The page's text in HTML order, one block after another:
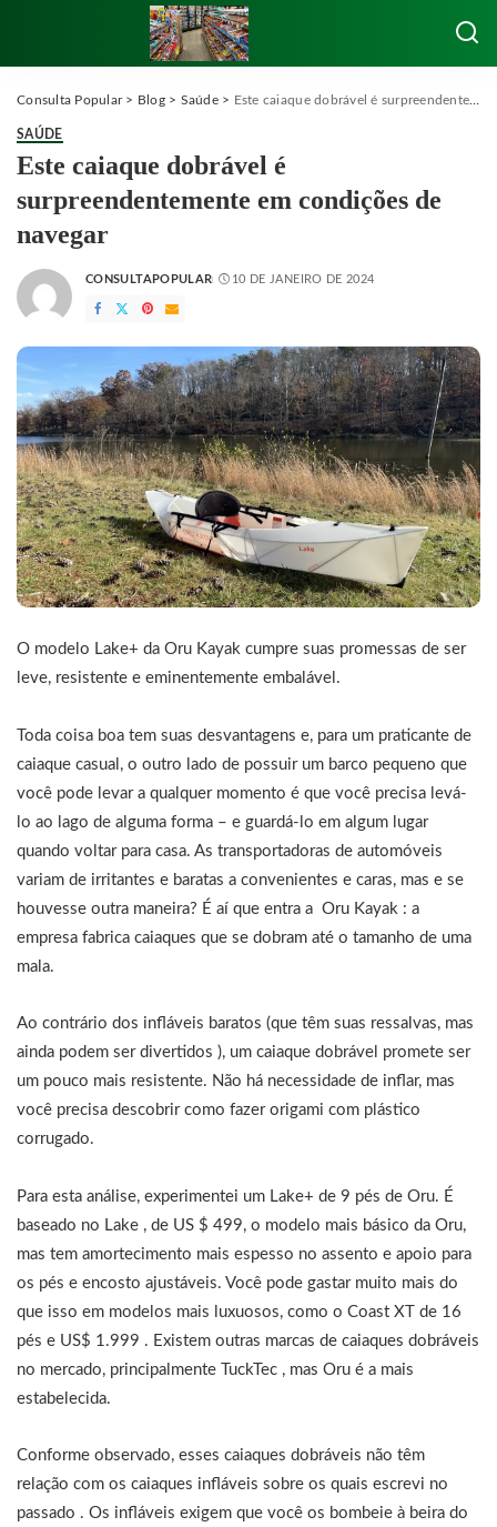
Consulta Popular> Blog> Saúde> Este caiaque dobrável é surpreendentemente em condições de navegar
SAÚDE
Este caiaque dobrável é
surpreendentemente em condições de
navegar
BY
CONSULTAPOPULAR 10 DE JANEIRO DE 2024
O modelo Lake+ da Oru Kayak cumpre suas promessas de ser
leve, resistente e eminentemente embalável.
Toda coisa boa tem suas desvantagens e, para um praticante de
caiaque casual, o outro lado de possuir um barco pequeno que
você pode levar a qualquer momento é que você precisa levá-
lo ao lago de alguma forma – e guardá-lo em algum lugar
quando voltar para casa. As transportadoras de automóveis
variam de irritantes e baratas a convenientes e caras, mas e se
houvesse outra maneira? É aí que entra a Oru Kayak : a
empresa fabrica caiaques que se dobram até o tamanho de uma
mala.
Ao contrário dos infláveis ​​baratos (que têm suas ressalvas, mas
ainda podem ser divertidos ), um caiaque dobrável promete ser
um pouco mais resistente. Não há necessidade de inflar, mas
você precisa descobrir como fazer origami com plástico
corrugado.
Para esta análise, experimentei um Lake+ de 9 pés de Oru. É
baseado no Lake , de US $ 499, o modelo mais básico da Oru,
mas tem amortecimento mais espesso no assento e apoio para
os pés e encosto ajustáveis. Você pode gastar muito mais do
que isso em modelos mais luxuosos, como o Coast XT de 16
pés e US$ 1.999 . Existem outras marcas de caiaques dobráveis
​​no mercado, principalmente TuckTec , mas Oru é a mais
estabelecida.
Conforme observado, esses caiaques dobráveis ​​não têm
relação com os caiaques infláveis ​​sobre os quais escrevi no
passado . Os infláveis ​​exigem que você os bombeie à beira do